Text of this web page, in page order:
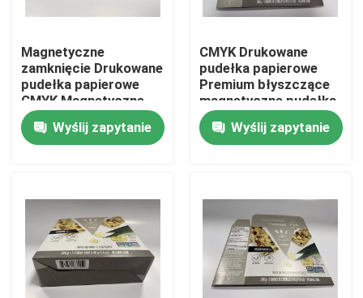
Do domu
Filmy
Magnetyczne
zamknięcie Drukowane
pudełka papierowe
CMYK Magnetyczne
pudełka na prezenty
Wyślij zapytanie
CMYK Drukowane
pudełka papierowe
Premium błyszczące
magnetyczne pudełka
prezentów
Wyślij zapytanie